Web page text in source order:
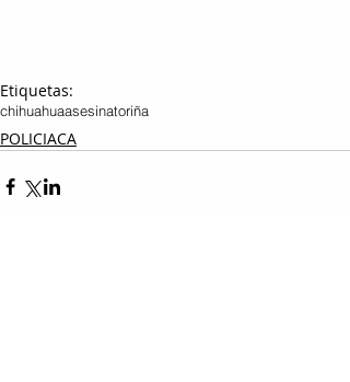
Etiquetas:
chihuahuaasesinatoriña
POLICIACA